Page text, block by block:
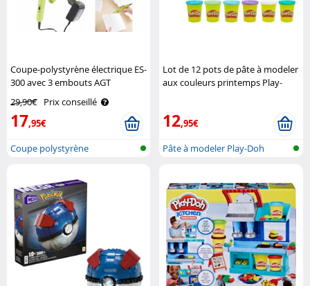
Coupe-polystyrène électrique ES-
300 avec 3 embouts AGT
29,90€ Prix conseillé
17,95€
Coupe polystyrène
Lot de 12 pots de pâte à modeler
aux couleurs printemps Play-
12,95€
Pâte à modeler Play-Doh